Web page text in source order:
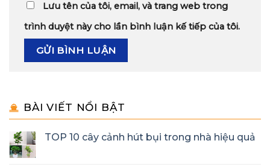
Lưu tên của tôi, email, và trang web trong
trình duyệt này cho lần bình luận kế tiếp của tôi.
BÀI VIẾT NỔI BẬT
TOP 10 cây cảnh hút bụi trong nhà hiệu quả